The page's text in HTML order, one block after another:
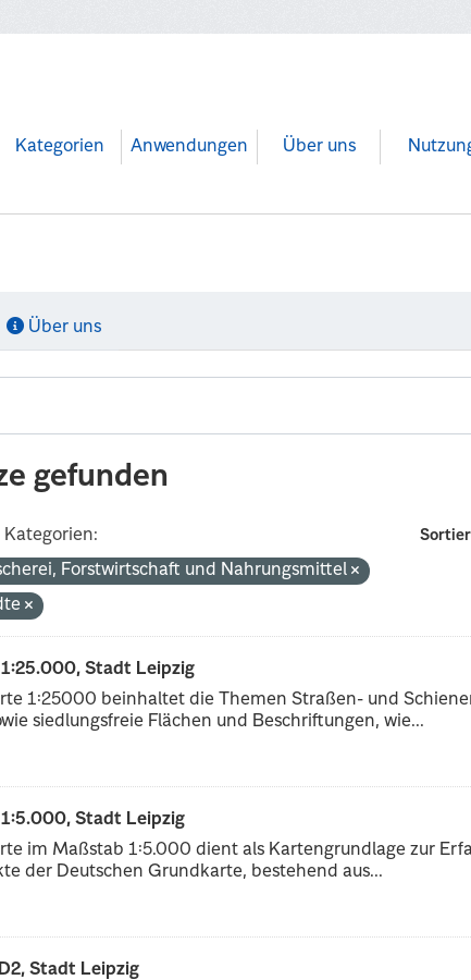
Kategorien Anwendungen Über uns
Über uns
gefunden
Kategorien:
Forstwirtschaft und Nahrungsmittel
Stadt Leipzig
1:25000 beinhaltet die Themen Straßen- und
siedlungsfreie Flächen und Beschriftungen, wie...
Stadt Leipzig
im Maßstab 1:5.000 dient als Kartengrundlage zur
der Deutschen Grundkarte, bestehend aus...
Stadt Leipzig